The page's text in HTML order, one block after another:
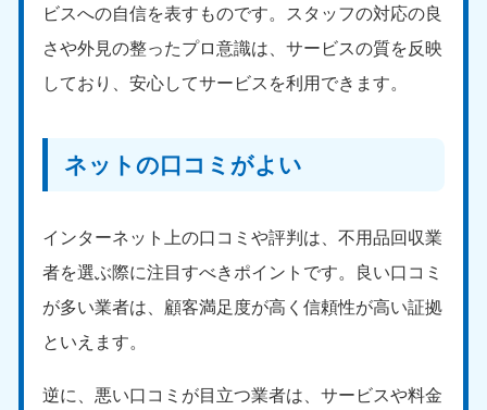
ビスへの自信を表すものです。スタッフの対応の良
さや外見の整ったプロ意識は、サービスの質を反映
しており、安心してサービスを利用できます。
ネットの口コミがよい
インターネット上の口コミや評判は、不用品回収業
者を選ぶ際に注目すべきポイントです。良い口コミ
が多い業者は、顧客満足度が高く信頼性が高い証拠
といえます。
逆に、悪い口コミが目立つ業者は、サービスや料金
050-1881-5271
9:00〜19:00 年中無休
東京都
050-1881-5265
千葉県
050-1881-5268
9:00〜19:00 年中無休
埼玉県
050-1881-5266
9:00〜19:00 年中無休
050-1881-5270 050-1881-5269